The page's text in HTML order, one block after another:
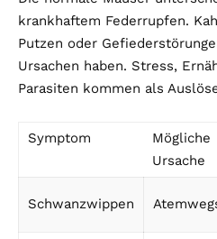
krankhaftem Federrupfen.
Putzen oder
Ursachen haben. Stress,
Parasiten kommen als
Symptom
Mögliche
Ursache
Schwanzwippen